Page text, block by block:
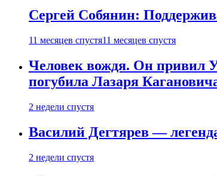
Сергей Собянин:
11 месяцев спустя11 месяцев спустя
Человек вождя. Он привил
погубила Лазаря
2 недели спустя
Василий Дегтярев —
2 недели спустя